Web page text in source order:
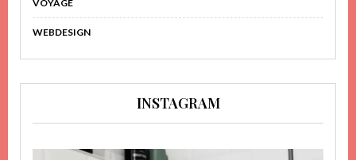
VOYAGE
WEBDESIGN
INSTAGRAM